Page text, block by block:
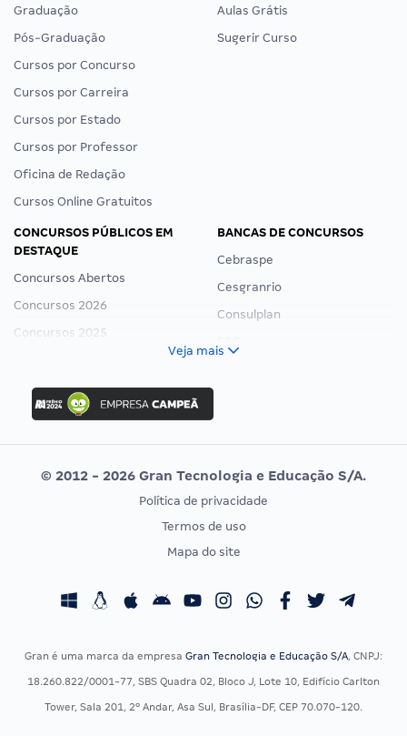
Graduação
Pós-Graduação
Cursos por Concurso
Cursos por Carreira
Cursos por Estado
Cursos por Professor
Oficina de Redação
Cursos Online Gratuitos
Aulas Grátis
Sugerir Curso
CONCURSOS PÚBLICOS EM
DESTAQUE
Concursos Abertos
Concursos 2026
Concursos 2025
Concurso Ibama
Concurso MPU
Editais publicados
BANCAS DE CONCURSOS
Cebraspe
Cesgranrio
Consulplan
Vunesp
CONCURSOS POR PROFISSÃO
Concursos Fiscais
Concursos Saúde
EXAME DE ORDEM
Calendário OAB
Veja mais
© 2012 - 2026 Gran Tecnologia e Educação S/A.
Política de privacidade
Termos de uso
Mapa do site
Gran é uma marca da empresa Gran Tecnologia e Educação S/A, CNPJ:
18.260.822/0001-77, SBS Quadra 02, Bloco J, Lote 10, Edifício Carlton
Tower, Sala 201, 2º Andar, Asa Sul, Brasília-DF, CEP 70.070-120.